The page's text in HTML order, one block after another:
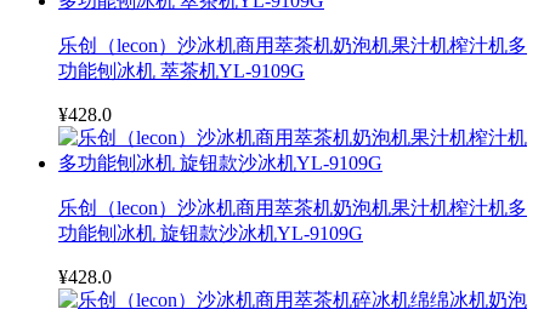
乐创（lecon）沙冰机商用萃茶机奶泡机果汁机榨汁机多
功能刨冰机 萃茶机YL-9109G
¥428.0
乐创（lecon）沙冰机商用萃茶机奶泡机果汁机榨汁机多
功能刨冰机 旋钮款沙冰机YL-9109G
¥428.0